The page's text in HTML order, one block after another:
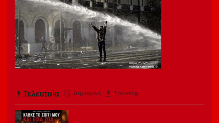
Τελευταία Δημοφιλή Trending